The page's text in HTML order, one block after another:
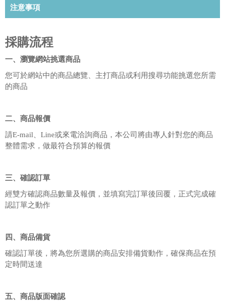
注意事項
採購流程
一、瀏覽網站挑選商品
您可於網站中的商品總覽、主打商品或利用搜尋功能挑選您所需
的商品
二、商品報價
請E-mail、Line或來電洽詢商品，本公司將由專人針對您的商品
整體需求，做最符合預算的報價
三、確認訂單
經雙方確認商品數量及報價，並填寫完訂單後回覆，正式完成確
認訂單之動作
四、商品備貨
確認訂單後，將為您所選購的商品安排備貨動作，確保商品在預
定時間送達
五、商品版面確認